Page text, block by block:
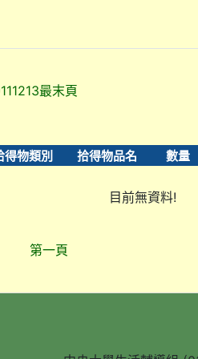
111213最末頁
得物類別 拾得物品名 數量
目前無資料!
第一頁